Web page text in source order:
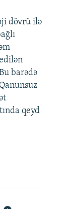
dövrü ilə
barədə
qeyd